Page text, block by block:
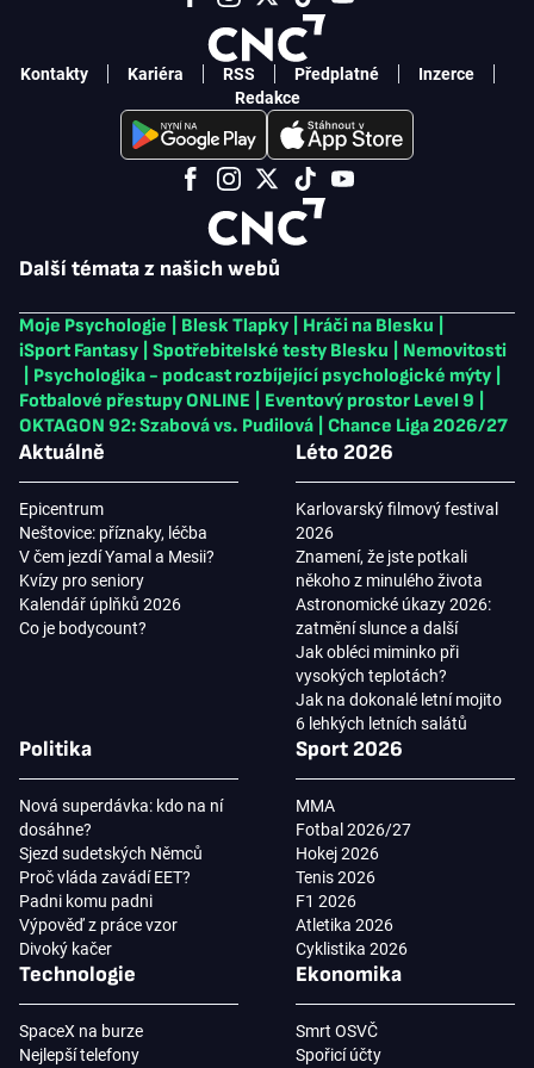
Další témata z našich webů
Moje Psychologie Blesk Tlapky Hráči na Blesku
iSport Fantasy
Spotřebitelské testy Blesku
Nemovitosti
Psychologika - podcast rozbíjející psychologické mýty
Fotbalové přestupy ONLINE
Eventový prostor Level 9
OKTAGON 92: Szabová vs. Pudilová
Chance Liga 2026/27
Aktuálně
Epicentrum
Neštovice: příznaky, léčba
V čem jezdí Yamal a Mesii?
Kvízy pro seniory
Kalendář úplňků 2026
Co je bodycount?
Léto 2026
Karlovarský filmový festival
2026
Znamení, že jste potkali
někoho z minulého života
Astronomické úkazy 2026:
zatmění slunce a další
Jak obléci miminko při
vysokých teplotách?
Jak na dokonalé letní mojito
6 lehkých letních salátů
Politika
Nová superdávka: kdo na ní
dosáhne?
Sjezd sudetských Němců
Proč vláda zavádí EET?
Padni komu padni
Výpověď z práce vzor
Divoký kačer
Sport 2026
MMA
Fotbal 2026/27
Hokej 2026
Tenis 2026
F1 2026
Atletika 2026
Cyklistika 2026
Technologie
SpaceX na burze
Nejlepší telefony
Ekonomika
Smrt OSVČ
Spořicí účty
Kontakty Kariéra RSS Předplatné
Inzerce
Redakce